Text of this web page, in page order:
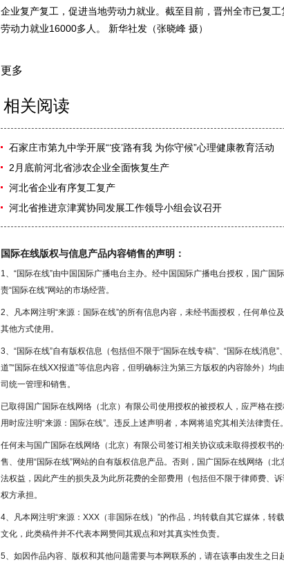
企业复产复工，促进当地劳动力就业。截至目前，晋州全市已复
劳动力就业16000多人。 新华社发（张晓峰 摄）
更多
相关阅读
石家庄市第九中学开展“‘疫’路有我 为你守候”心理健康教育活动
2月底前河北省涉农企业全面恢复生产
河北省企业有序复工复产
河北省推进京津冀协同发展工作领导小组会议召开
国际在线版权与信息产品内容销售的声明：
1、“国际在线”由中国国际广播电台主办。经中国国际广播电台授权，国广国
责“国际在线”网站的市场经营。
2、凡本网注明“来源：国际在线”的所有信息内容，未经书面授权，任何单位
其他方式使用。
3、“国际在线”自有版权信息（包括但不限于“国际在线专稿”、“国际在线消息”
道”“国际在线XX报道”等信息内容，但明确标注为第三方版权的内容除外）均
司统一管理和销售。
已取得国广国际在线网络（北京）有限公司使用授权的被授权人，应严格在
用时应注明“来源：国际在线”。违反上述声明者，本网将追究其相关法律责任。
任何未与国广国际在线网络（北京）有限公司签订相关协议或未取得授权书
售、使用“国际在线”网站的自有版权信息产品。否则，国广国际在线网络（
法权益，因此产生的损失及为此所花费的全部费用（包括但不限于律师费、
权方承担。
4、凡本网注明“来源：XXX（非国际在线）”的作品，均转载自其它媒体，转
文化，此类稿件并不代表本网赞同其观点和对其真实性负责。
5、如因作品内容、版权和其他问题需要与本网联系的，请在该事由发生之日